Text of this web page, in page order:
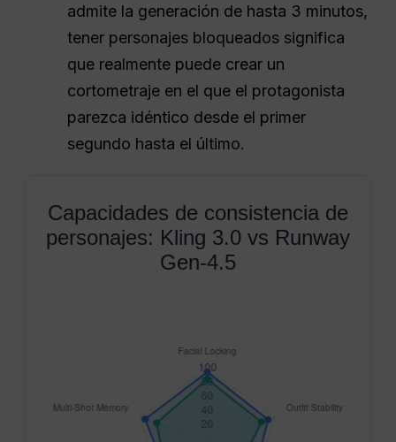
admite la generación de hasta 3 minutos,
tener personajes bloqueados significa
que realmente puede crear un
cortometraje en el que el protagonista
parezca idéntico desde el primer
segundo hasta el último.
Capacidades de consistencia de
personajes: Kling 3.0 vs Runway
Gen-4.5